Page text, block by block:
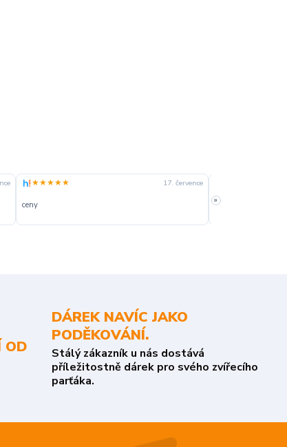
★★★★★ 17. července
ceny
slušná rychlost
»
OD
DÁREK NAVÍC JAKO
PODĚKOVÁNÍ.
Stálý zákazník u nás dostává
příležitostně dárek pro svého zvířecího
parťáka.